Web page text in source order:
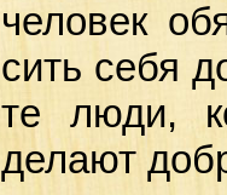
человек
сить себя
те люди,
делают